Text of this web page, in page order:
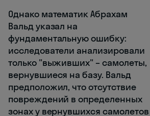
Однако математик Абрахам
Вальд указал на
фундаментальную ошибку:
исследователи анализировали
только "выживших" – самолеты,
вернувшиеся на базу. Вальд
предположил, что отсутствие
повреждений в определенных
зонах у вернувшихся самолетов